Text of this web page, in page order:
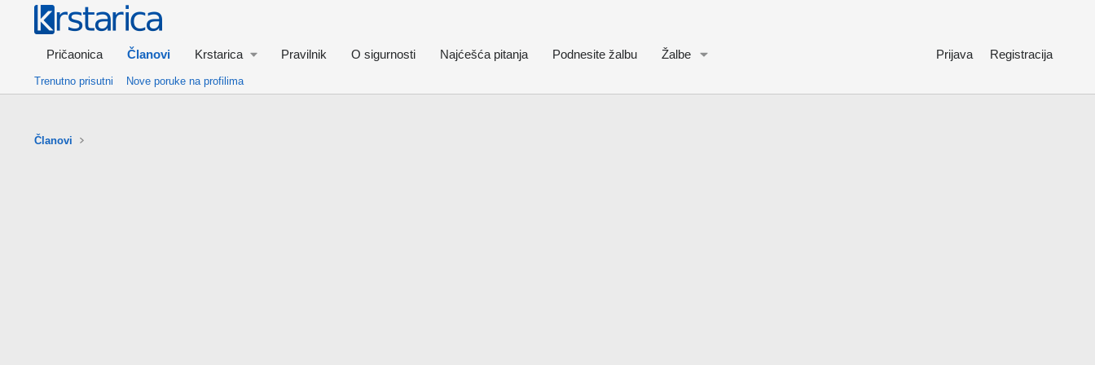
Pričaonica Članovi Krstarica Pravilnik O sigurnosti Najćešća pitanja Podnesite žalbu Žalbe Prijava Registracija
Trenutno prisutni Nove poruke na profilima
Članovi